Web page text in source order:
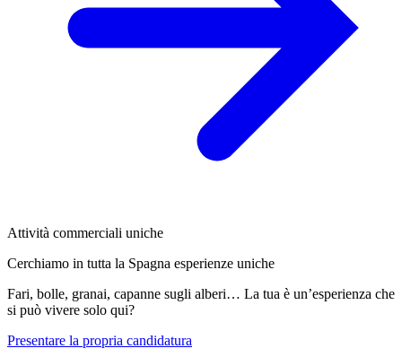
Attività commerciali uniche
Cerchiamo in tutta la Spagna esperienze uniche
Fari, bolle, granai, capanne sugli alberi… La tua è un’esperienza che
si può vivere solo qui?
Presentare la propria candidatura